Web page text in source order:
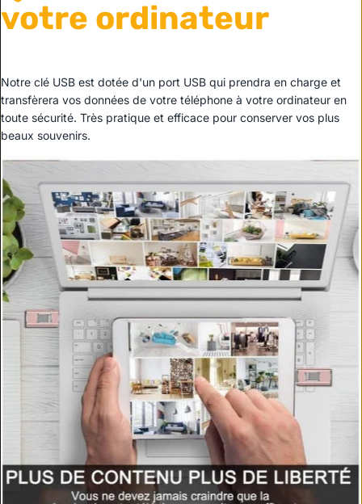
votre ordinateur
Notre clé USB est dotée d'un port USB qui prendra en charge et
transfèrera vos données de votre téléphone à votre ordinateur en
toute sécurité. Très pratique et efficace pour conserver vos plus
beaux souvenirs.